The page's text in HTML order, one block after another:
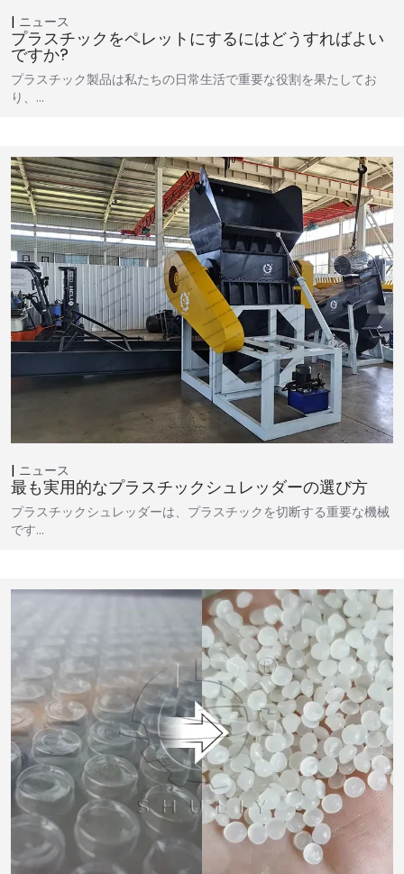
ニュース
プラスチックをペレットにするにはどうすればよい
ですか?
プラスチック製品は私たちの日常生活で重要な役割を果たしてお
り、…
ニュース
最も実用的なプラスチックシュレッダーの選び方
プラスチックシュレッダーは、プラスチックを切断する重要な機械
です…